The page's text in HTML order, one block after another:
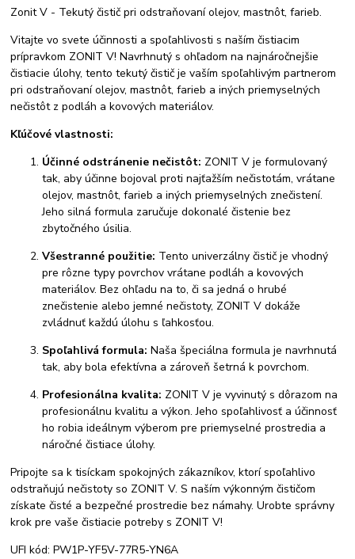
Zonit V - Tekutý čistič pri odstraňovaní olejov, mastnôt, farieb.
Vitajte vo svete účinnosti a spoľahlivosti s naším čistiacim
prípravkom ZONIT V! Navrhnutý s ohľadom na najnáročnejšie
čistiacie úlohy, tento tekutý čistič je vaším spoľahlivým partnerom
pri odstraňovaní olejov, mastnôt, farieb a iných priemyselných
nečistôt z podláh a kovových materiálov.
Kľúčové vlastnosti:
Účinné odstránenie nečistôt: ZONIT V je formulovaný
tak, aby účinne bojoval proti najťažším nečistotám, vrátane
olejov, mastnôt, farieb a iných priemyselných znečistení.
Jeho silná formula zaručuje dokonalé čistenie bez
zbytočného úsilia.
Všestranné použitie: Tento univerzálny čistič je vhodný
pre rôzne typy povrchov vrátane podláh a kovových
materiálov. Bez ohľadu na to, či sa jedná o hrubé
znečistenie alebo jemné nečistoty, ZONIT V dokáže
zvládnuť každú úlohu s ľahkosťou.
Spoľahlivá formula: Naša špeciálna formula je navrhnutá
tak, aby bola efektívna a zároveň šetrná k povrchom.
Profesionálna kvalita: ZONIT V je vyvinutý s dôrazom na
profesionálnu kvalitu a výkon. Jeho spoľahlivosť a účinnosť
ho robia ideálnym výberom pre priemyselné prostredia a
náročné čistiace úlohy.
Pripojte sa k tisíckam spokojných zákazníkov, ktorí spoľahlivo
odstraňujú nečistoty so ZONIT V. S naším výkonným čističom
získate čisté a bezpečné prostredie bez námahy. Urobte správny
krok pre vaše čistiacie potreby s ZONIT V!
UFI kód: PW1P-YF5V-77R5-YN6A